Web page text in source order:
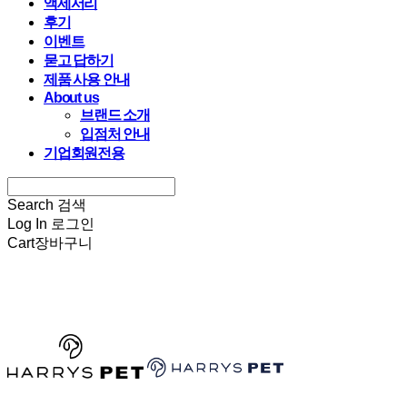
액세서리
후기
이벤트
묻고 답하기
제품 사용 안내
About us
브랜드 소개
입점처 안내
기업회원전용
Search 검색
Log In 로그인
Cart장바구니